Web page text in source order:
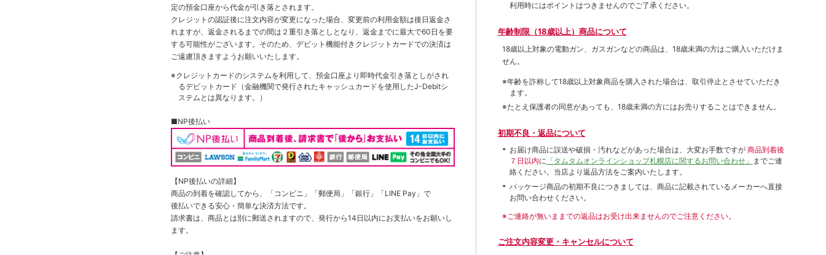
定の預金口座から代金が引き落とされます。
クレジットの認証後に注文内容が変更になった場合、変更前の利用金額は後日返金さ
れますが、返金されるまでの間は２重引き落としとなり、返金までに最大で60日を要
する可能性がございます。そのため、デビット機能付きクレジットカードでの決済は
ご遠慮頂きますようお願いいたします。
※クレジットカードのシステムを利用して、預金口座より即時代金引き落としがされ
るデビットカード（金融機関で発行されたキャッシュカードを使用したJ-Debitシ
ステムとは異なります。）
■NP後払い
【NP後払いの詳細】
商品の到着を確認してから、「コンビニ」「郵便局」「銀行」「LINE Pay」で
後払いできる安心・簡単な決済方法です。
請求書は、商品とは別に郵送されますので、発行から14日以内にお支払いをお願いし
ます。
利用時にはポイントはつきませんのでご了承ください。
年齢制限（18歳以上）商品について
18歳以上対象の電動ガン、ガスガンなどの商品は、18歳未満の方はご購入いただけま
せん。
※年齢を詐称して18歳以上対象商品を購入された場合は、取引停止とさせていただき
ます。
※たとえ保護者の同意があっても、18歳未満の方にはお売りすることはできません。
初期不良・返品について
お届け商品に誤送や破損・汚れなどがあった場合は、大変お手数ですが 商品到着後
７日以内に 「タムタムオンラインショップ札幌店に関するお問い合わせ」 までご連
絡ください。当店より返品方法をご案内いたします。
パッケージ商品の初期不良につきましては、商品に記載されているメーカーへ直接
お問い合わせください。
※ご連絡が無いままでの返品はお受け出来ませんのでご注意ください。
ご注文内容変更・キャンセルについて